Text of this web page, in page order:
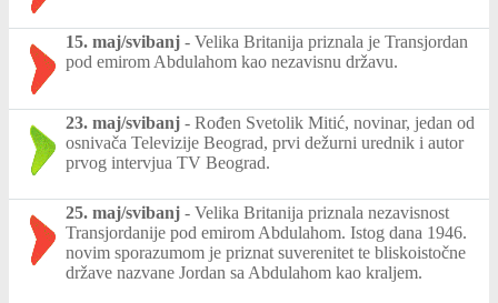
15. maj/svibanj - Velika Britanija priznala je Transjordan
pod emirom Abdulahom kao nezavisnu državu.
23. maj/svibanj - Rođen Svetolik Mitić, novinar, jedan od
osnivača Televizije Beograd, prvi dežurni urednik i autor
prvog intervjua TV Beograd.
25. maj/svibanj - Velika Britanija priznala nezavisnost
Transjordanije pod emirom Abdulahom. Istog dana 1946.
novim sporazumom je priznat suverenitet te bliskoistočne
države nazvane Jordan sa Abdulahom kao kraljem.